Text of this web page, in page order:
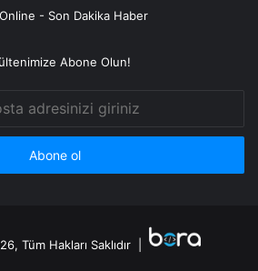
- Son Dakika Haber
Abone Olun!
Tüm Hakları Saklıdır |